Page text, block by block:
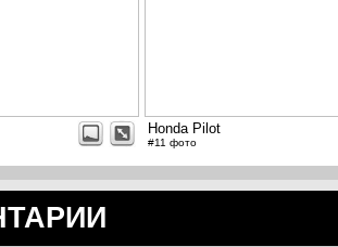
Honda Pilot
#11 фото